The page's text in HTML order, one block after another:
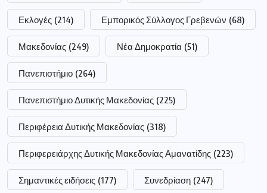
Εκλογές (214) Εμπορικός Σύλλογος Γρεβενών (68)
Μακεδονίας (249) Νέα Δημοκρατία (51)
Πανεπιστήμιο (264)
Πανεπιστήμιο Δυτικής Μακεδονίας (225)
Περιφέρεια Δυτικής Μακεδονίας (318)
Περιφερειάρχης Δυτικής Μακεδονίας Αμανατίδης (223)
Σημαντικές ειδήσεις (177) Συνεδρίαση (247)